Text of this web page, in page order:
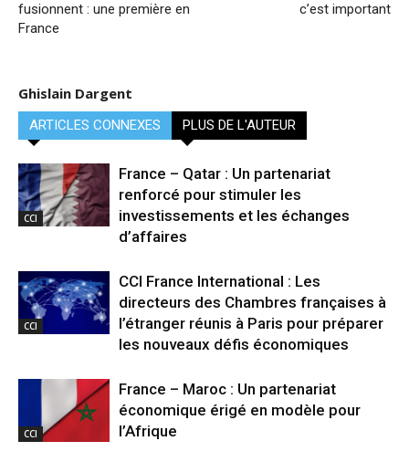
fusionnent : une première en
France
c’est important
Ghislain Dargent
ARTICLES CONNEXES PLUS DE L'AUTEUR
CCI
France – Qatar : Un partenariat
renforcé pour stimuler les
investissements et les échanges
d’affaires
CCI
CCI France International : Les
directeurs des Chambres françaises à
l’étranger réunis à Paris pour préparer
les nouveaux défis économiques
CCI
France – Maroc : Un partenariat
économique érigé en modèle pour
l’Afrique